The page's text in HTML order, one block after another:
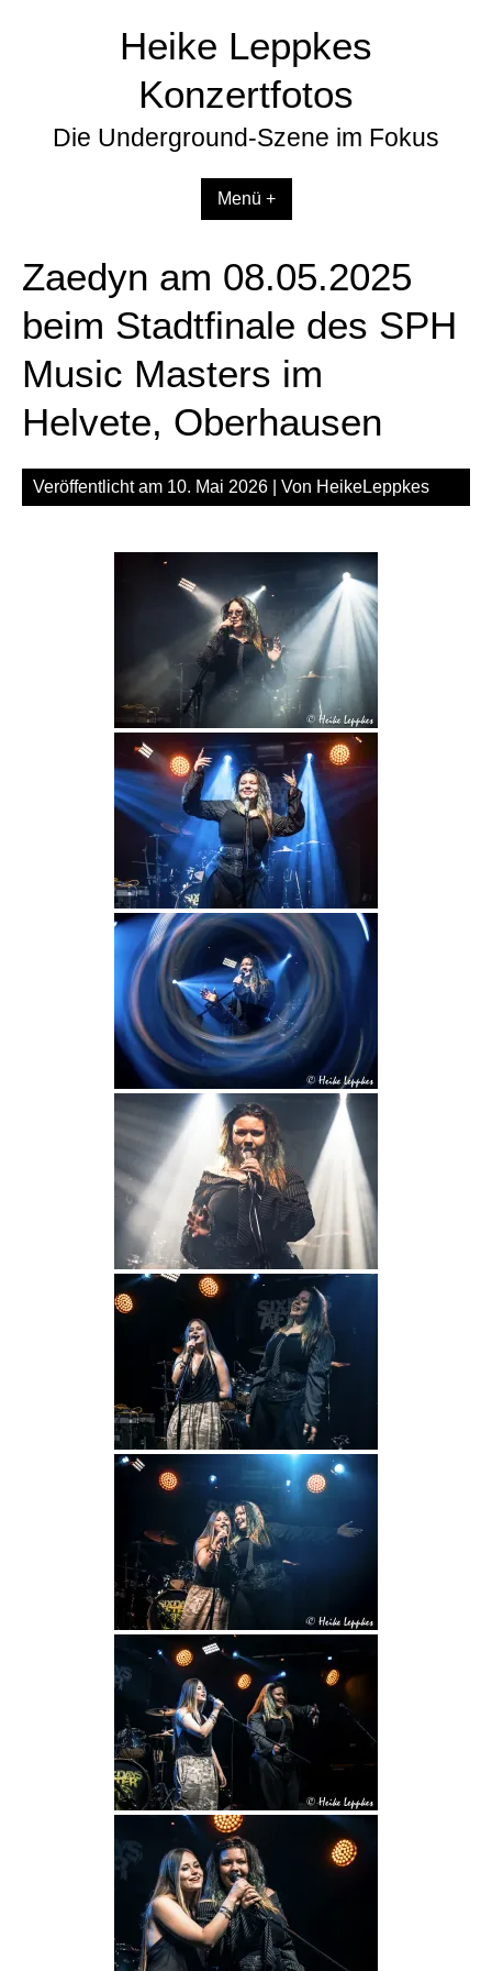
Heike Leppkes
Konzertfotos
Die Underground-Szene im Fokus
Menü +
Zaedyn am 08.05.2025
beim Stadtfinale des SPH
Music Masters im
Helvete, Oberhausen
Veröffentlicht am 10. Mai 2026 | Von HeikeLeppkes